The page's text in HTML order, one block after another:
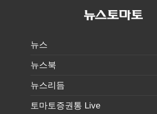
뉴스
뉴스북
뉴스리듬
토마토증권통 Live